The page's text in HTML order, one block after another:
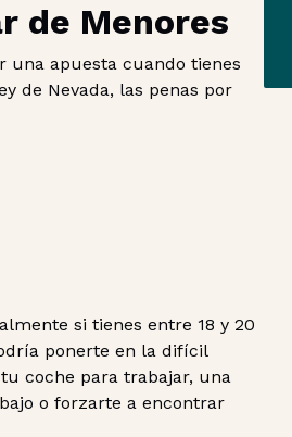
de Menores
una apuesta cuando tienes
de Nevada, las penas por
si tienes entre 18 y 20
ponerte en la difícil
coche para trabajar, una
o forzarte a encontrar